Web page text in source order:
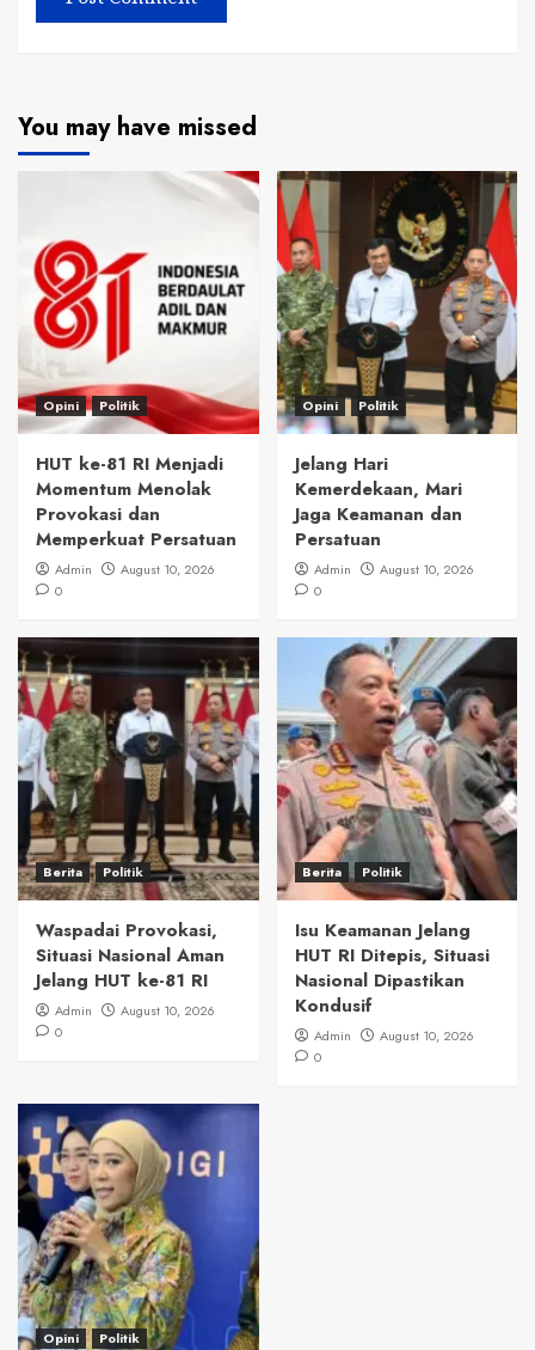
You may have missed
Opini Politik
HUT ke-81 RI Menjadi
Momentum Menolak
Provokasi dan
Memperkuat Persatuan
Admin
August 10, 2026
0
Opini Politik
Jelang Hari
Kemerdekaan, Mari
Jaga Keamanan dan
Persatuan
Admin
August 10, 2026
0
Berita Politik
Waspadai Provokasi,
Situasi Nasional Aman
Jelang HUT ke-81 RI
Admin
August 10, 2026
0
Berita Politik
Isu Keamanan Jelang
HUT RI Ditepis, Situasi
Nasional Dipastikan
Kondusif
Admin
August 10, 2026
0
Opini Politik